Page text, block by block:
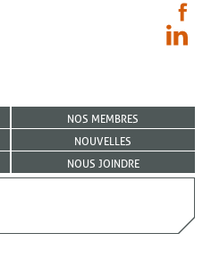
NOS MEMBRES
NOUVELLES
NOUS JOINDRE